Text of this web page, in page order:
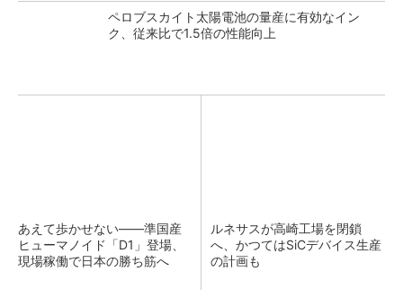
ペロブスカイト太陽電池の量産に有効なイン
ク、従来比で1.5倍の性能向上
あえて歩かせない――準国産
ヒューマノイド「D1」登場、
現場稼働で日本の勝ち筋へ
ルネサスが高崎工場を閉鎖
へ、かつてはSiCデバイス生産
の計画も